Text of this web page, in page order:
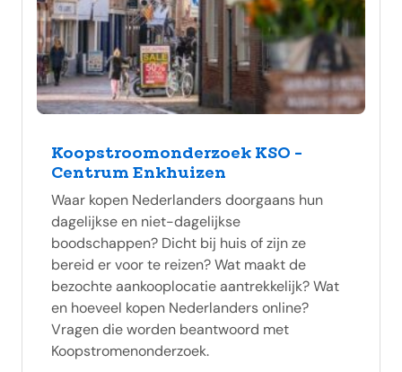
Koopstroomonderzoek KSO -
Centrum Enkhuizen
Waar kopen Nederlanders doorgaans hun
dagelijkse en niet-dagelijkse
boodschappen? Dicht bij huis of zijn ze
bereid er voor te reizen? Wat maakt de
bezochte aankooplocatie aantrekkelijk? Wat
en hoeveel kopen Nederlanders online?
Vragen die worden beantwoord met
Koopstromenonderzoek.